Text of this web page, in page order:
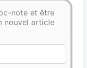
note et être
nouvel article